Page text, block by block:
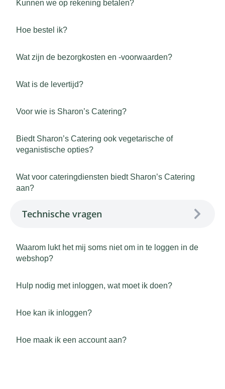
Kunnen we op rekening betalen?
Hoe bestel ik?
Wat zijn de bezorgkosten en -voorwaarden?
Wat is de levertijd?
Voor wie is Sharon’s Catering?
Biedt Sharon’s Catering ook vegetarische of
veganistische opties?
Wat voor cateringdiensten biedt Sharon’s Catering
aan?
Technische vragen
Waarom lukt het mij soms niet om in te loggen in de
webshop?
Hulp nodig met inloggen, wat moet ik doen?
Hoe kan ik inloggen?
Hoe maak ik een account aan?